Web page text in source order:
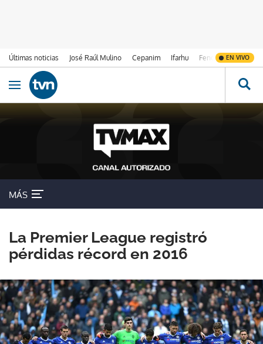
Últimas noticias José Raúl Mulino Cepanim Ifarhu Fenómeno de El
EN VIVO
Ir al contenido
Obrir navegació
MÁS
La Premier League registró
pérdidas récord en 2016